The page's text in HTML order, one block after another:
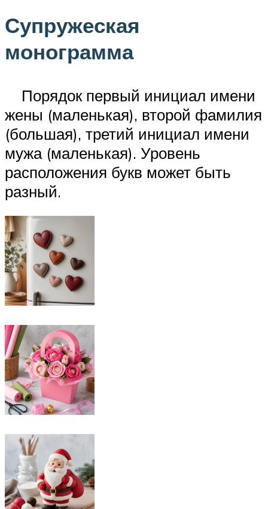
Супружеская
монограмма
Порядок первый инициал имени
жены (маленькая), второй фамилия
(большая), третий инициал имени
мужа (маленькая). Уровень
расположения букв может быть
разный.